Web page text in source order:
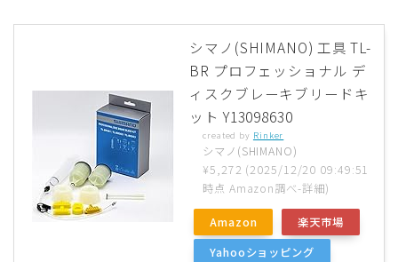
シマノ(SHIMANO) 工具 TL-
BR プロフェッショナル デ
ィスクブレーキブリードキ
ット Y13098630
created by Rinker
シマノ(SHIMANO)
¥5,272 (2025/12/20 09:49:51
時点 Amazon調べ-詳細)
Amazon
楽天市場
Yahooショッピング